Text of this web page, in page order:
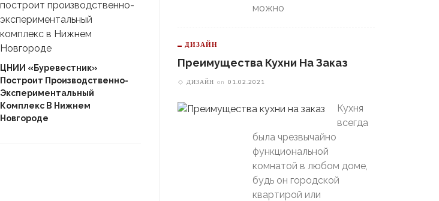
ЦНИИ «Буревестник»
Построит Производственно-
Экспериментальный
Комплекс В Нижнем
Новгороде
«Автомобилист» Вышел В
Плей-Офф, Даже Не Доиграв
Потом Резко Похолодает
можно
ДИЗАЙН
Преимущества Кухни На Заказ
ДИЗАЙН on 01.02.2021
Кухня
всегда
была чрезвычайно
функциональной
комнатой в любом доме,
будь он городской
квартирой или